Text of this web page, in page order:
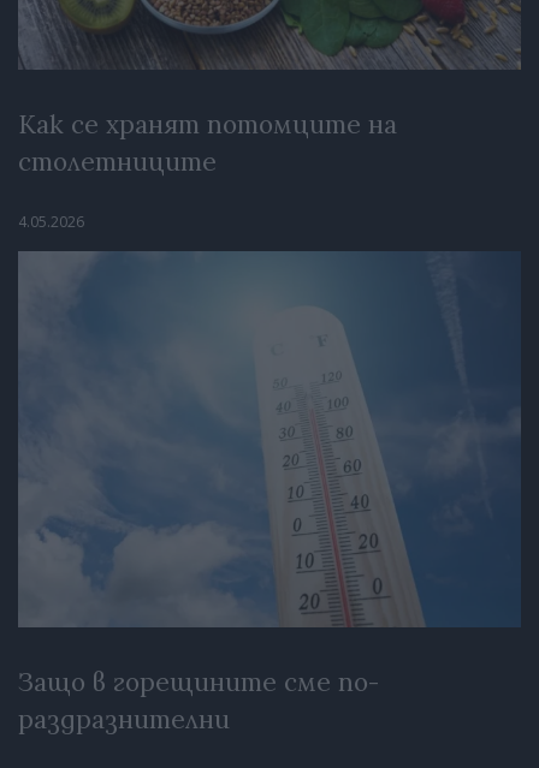
Как се хранят потомците на
столетниците
4.05.2026
Защо в горещините сме по-
раздразнителни